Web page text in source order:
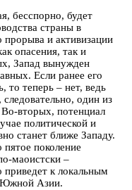
бесспорно, будет
страны в
прорыва и активизации
опасения, так и
Запад вынужден
Если ранее его
то теперь – нет, ведь
один из
вторых, потенциал
политической и
станет ближе Западу.
поколение
маоистски –
к локальным
Южной Азии.